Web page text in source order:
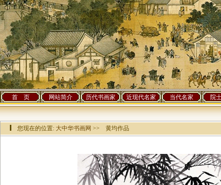
首 页 网站简介 历代书画家 近现代名家 当代名家 院
您现在的位置: 大中华书画网 >> 黄均作品